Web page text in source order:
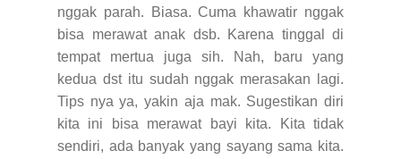
nggak parah. Biasa. Cuma khawatir nggak
bisa merawat anak dsb. Karena tinggal di
tempat mertua juga sih.
Nah, baru yang
kedua dst itu sudah nggak merasakan lagi.
Tips nya ya, yakin aja mak. Sugestikan diri
kita ini bisa merawat bayi kita. Kita tidak
sendiri, ada banyak yang sayang sama kita.